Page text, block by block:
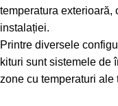
temperatura exterioară,
instalației.
Printre diversele
kituri sunt sistemele de
zone cu temperaturi ale